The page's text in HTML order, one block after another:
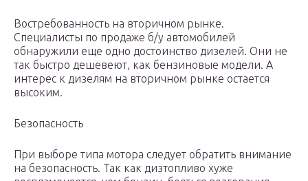
Востребованность на вторичном рынке.
Специалисты по продаже б/у автомобилей
обнаружили еще одно достоинство дизелей. Они не
так быстро дешевеют, как бензиновые модели. А
интерес к дизелям на вторичном рынке остается
высоким.
Безопасность
При выборе типа мотора следует обратить внимание
на безопасность. Так как дизтопливо хуже